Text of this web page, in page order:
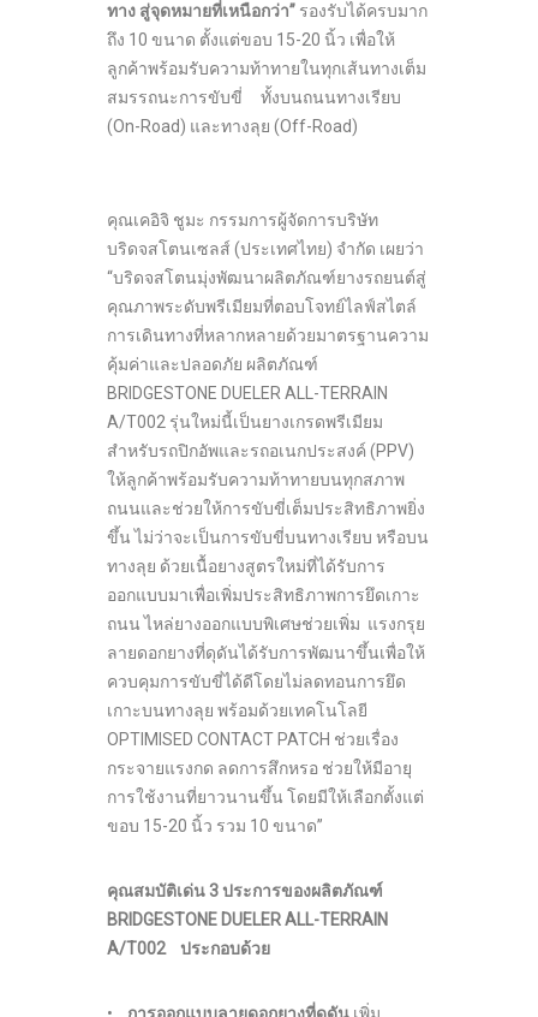
ทาง สู่จุดหมายที่เหนือกว่า” รองรับได้ครบมาก
ถึง 10 ขนาด ตั้งแต่ขอบ 15-20 นิ้ว เพื่อให้
ลูกค้าพร้อมรับความท้าทายในทุกเส้นทางเต็ม
สมรรถนะการขับขี่ ทั้งบนถนนทางเรียบ
(On-Road) และทางลุย (Off-Road)
คุณเคอิจิ ชูมะ กรรมการผู้จัดการบริษัท
บริดจสโตนเซลส์ (ประเทศไทย) จํากัด เผยว่า
“บริดจสโตนมุ่งพัฒนาผลิตภัณฑ์ยางรถยนต์สู่
คุณภาพระดับพรีเมียมที่ตอบโจทย์ไลฟ์สไตล์
การเดินทางที่หลากหลายด้วยมาตรฐานความ
คุ้มค่าและปลอดภัย ผลิตภัณฑ์
BRIDGESTONE DUELER ALL-TERRAIN
A/T002 รุ่นใหม่นี้เป็นยางเกรดพรีเมียม
สำหรับรถปิกอัพและรถอเนกประสงค์ (PPV)
ให้ลูกค้าพร้อมรับความท้าทายบนทุกสภาพ
ถนนและช่วยให้การขับขี่เต็มประสิทธิภาพยิ่ง
ขึ้น ไม่ว่าจะเป็นการขับขี่บนทางเรียบ หรือบน
ทางลุย ด้วยเนื้อยางสูตรใหม่ที่ได้รับการ
ออกแบบมาเพื่อเพิ่มประสิทธิภาพการยึดเกาะ
ถนน ไหล่ยางออกแบบพิเศษช่วยเพิ่ม แรงกรุย
ลายดอกยางที่ดุดันได้รับการพัฒนาขึ้นเพื่อให้
ควบคุมการขับขี่ได้ดีโดยไม่ลดทอนการยึด
เกาะบนทางลุย พร้อมด้วยเทคโนโลยี
OPTIMISED CONTACT PATCH ช่วยเรื่อง
กระจายแรงกด ลดการสึกหรอ ช่วยให้มีอายุ
การใช้งานที่ยาวนานขึ้น โดยมีให้เลือกตั้งแต่
ขอบ 15-20 นิ้ว รวม 10 ขนาด”
คุณสมบัติเด่น 3ประการของผลิตภัณฑ์
BRIDGESTONE DUELER ALL-TERRAIN
A/T002 ประกอบด้วย